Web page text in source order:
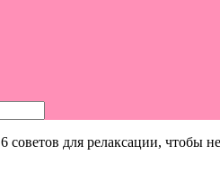
6 советов для релаксации, чтобы не